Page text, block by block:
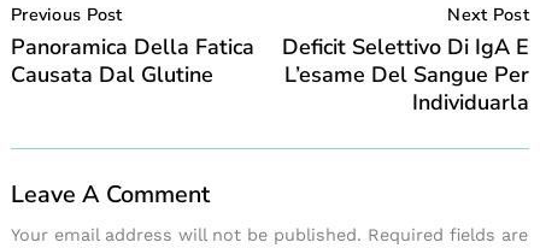
Navigation
Previous Post
Panoramica Della Fatica
Causata Dal Glutine
Next Post
Deficit Selettivo Di IgA E
L’esame Del Sangue Per
Individuarla
Leave A Comment
Your email address will not be published. Required fields are